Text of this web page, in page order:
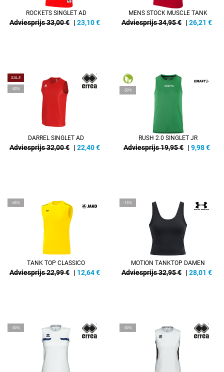
ROCKETS SINGLET AD
Adviesprijs 33,00 € | 23,10€
MENS STOCK MUSCLE TANK
Adviesprijs 34,95 € | 26,21 €
SALE
-30%
DARREL SINGLET AD
Adviesprijs 32,00 € | 22,40€
-50%
RUSH 2.0 SINGLET JR
Adviesprijs 19,95 € | 9,98€
-45%
TANK TOP CLASSICO
Adviesprijs 22,99 € | 12,64€
-15%
MOTION TANKTOP DAMEN
Adviesprijs 32,95 € | 28,01 €
-30% -30%